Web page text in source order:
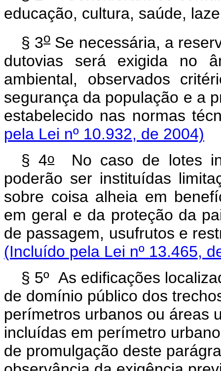
educação, cultura, saúde,
§ 3oSe necessária, a
dutovias será exigida no
ambiental, observados
segurança da população e a
estabelecido nas
pela Lei nº 10.932, de 2004)
§ 4oNo caso de lotes
poderão ser instituídas
sobre coisa alheia em
em geral e da proteção da
de passagem, usufrutos e
(Incluído pela Lei nº 13.465,
§ 5º As edificações
de domínio público dos
perímetros urbanos ou áreas
incluídas em perímetro
de promulgação deste